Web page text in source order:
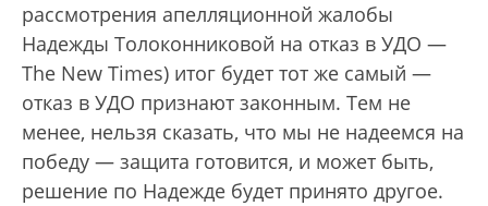
рассмотрения апелляционной жалобы
Надежды Толоконниковой на отказ в УДО —
The New Times) итог будет тот же самый —
отказ в УДО признают законным. Тем не
менее, нельзя сказать, что мы не надеемся на
победу — защита готовится, и может быть,
решение по Надежде будет принято другое.